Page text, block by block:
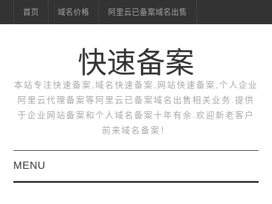
首页 域名价格 阿里云已备案域名出售
快速备案
本站专注快速备案,域名快速备案,网站快速备案,个人企业
阿里云代理备案等阿里云已备案域名出售相关业务.提供
于企业网站备案和个人域名备案十年有余.欢迎新老客户
前来域名备案！
MENU